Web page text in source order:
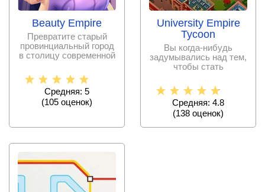
Beauty Empire
Превратите старый
провинциальный город
в столицу современной
Средняя: 5
(105 оценок)
University Empire
Tycoon
Вы когда-нибудь
задумывались над тем,
чтобы стать
университета? Данная
Средняя: 4.8
(138 оценок)